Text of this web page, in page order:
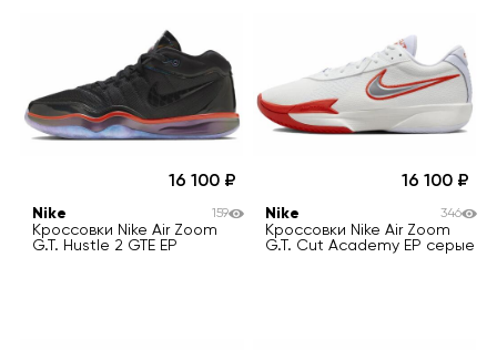
16 100
Nike
Кроссовки Nike Air Zoom
G.T. Hustle 2 GTE EP
159
16 100
Nike
Кроссовки Nike Air Zoom
G.T. Cut Academy EP серые
346